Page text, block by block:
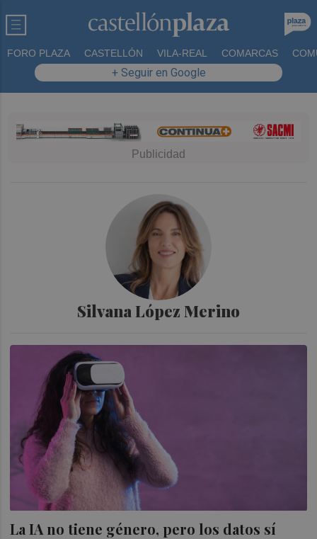
FORO PLAZA CASTELLÓN VILA-REAL COMARCAS
+ Seguir en Google
Silvana López Merino
La IA no tiene género, pero los datos sí